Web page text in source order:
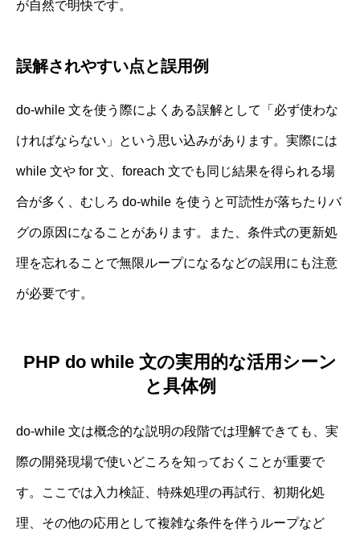
が自然で明快です。
誤解されやすい点と誤用例
do-while 文を使う際によくある誤解として「必ず使わな
ければならない」という思い込みがあります。実際には
while 文や for 文、foreach 文でも同じ結果を得られる場
合が多く、むしろ do-while を使うと可読性が落ちたりバ
グの原因になることがあります。また、条件式の更新処
理を忘れることで無限ループになるなどの誤用にも注意
が必要です。
PHP do while 文の実用的な活用シーン
と具体例
do-while 文は概念的な説明の段階では理解できても、実
際の開発現場で使いどころを知っておくことが重要で
す。ここでは入力検証、特殊処理の再試行、初期化処
理、その他の応用として複雑な条件を伴うループなど